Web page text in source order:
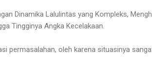
Dinamika Lalulintas yang Kompleks,
Tingginya Angka Kecelakaan.
permasalahan, oleh karena situasinya